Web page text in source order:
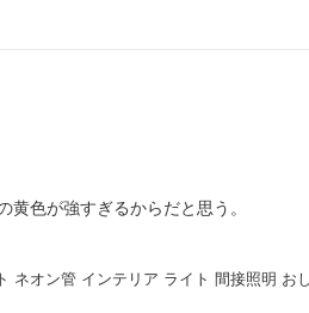
色が強すぎるからだと思う。
ネオン管 インテリア ライト 間接照明 お